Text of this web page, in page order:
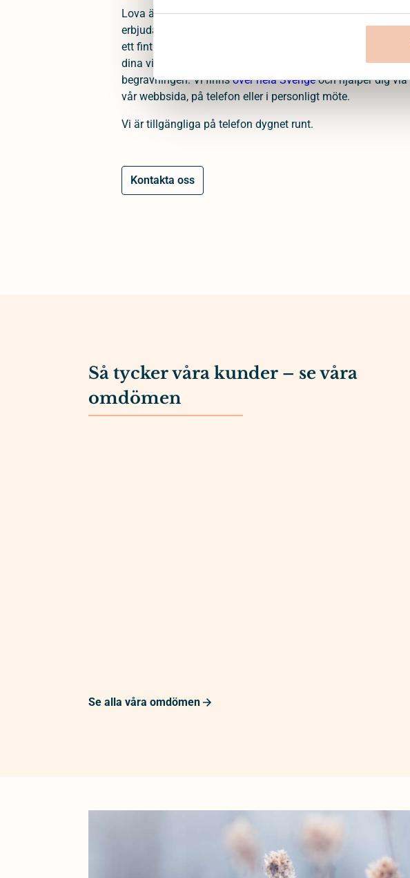
Lova är en begravningsbyrå som grundades för att kunna
erbjuda människor i sorg ett enkelt och tryggt sätt att ordna
ett fint avsked. Som begravningsbyrå finns vi tillgängliga på
dina villkor och du bestämmer var, när och hur du planerar
begravningen. Vi finnsöver hela Sverigeoch hjälper dig via
vår webbsida, på telefon eller i personligt möte.
Vi är tillgängliga på telefon dygnet runt.
Kontakta oss
Så tycker våra kunder – se våra
omdömen
Se alla våra omdömen